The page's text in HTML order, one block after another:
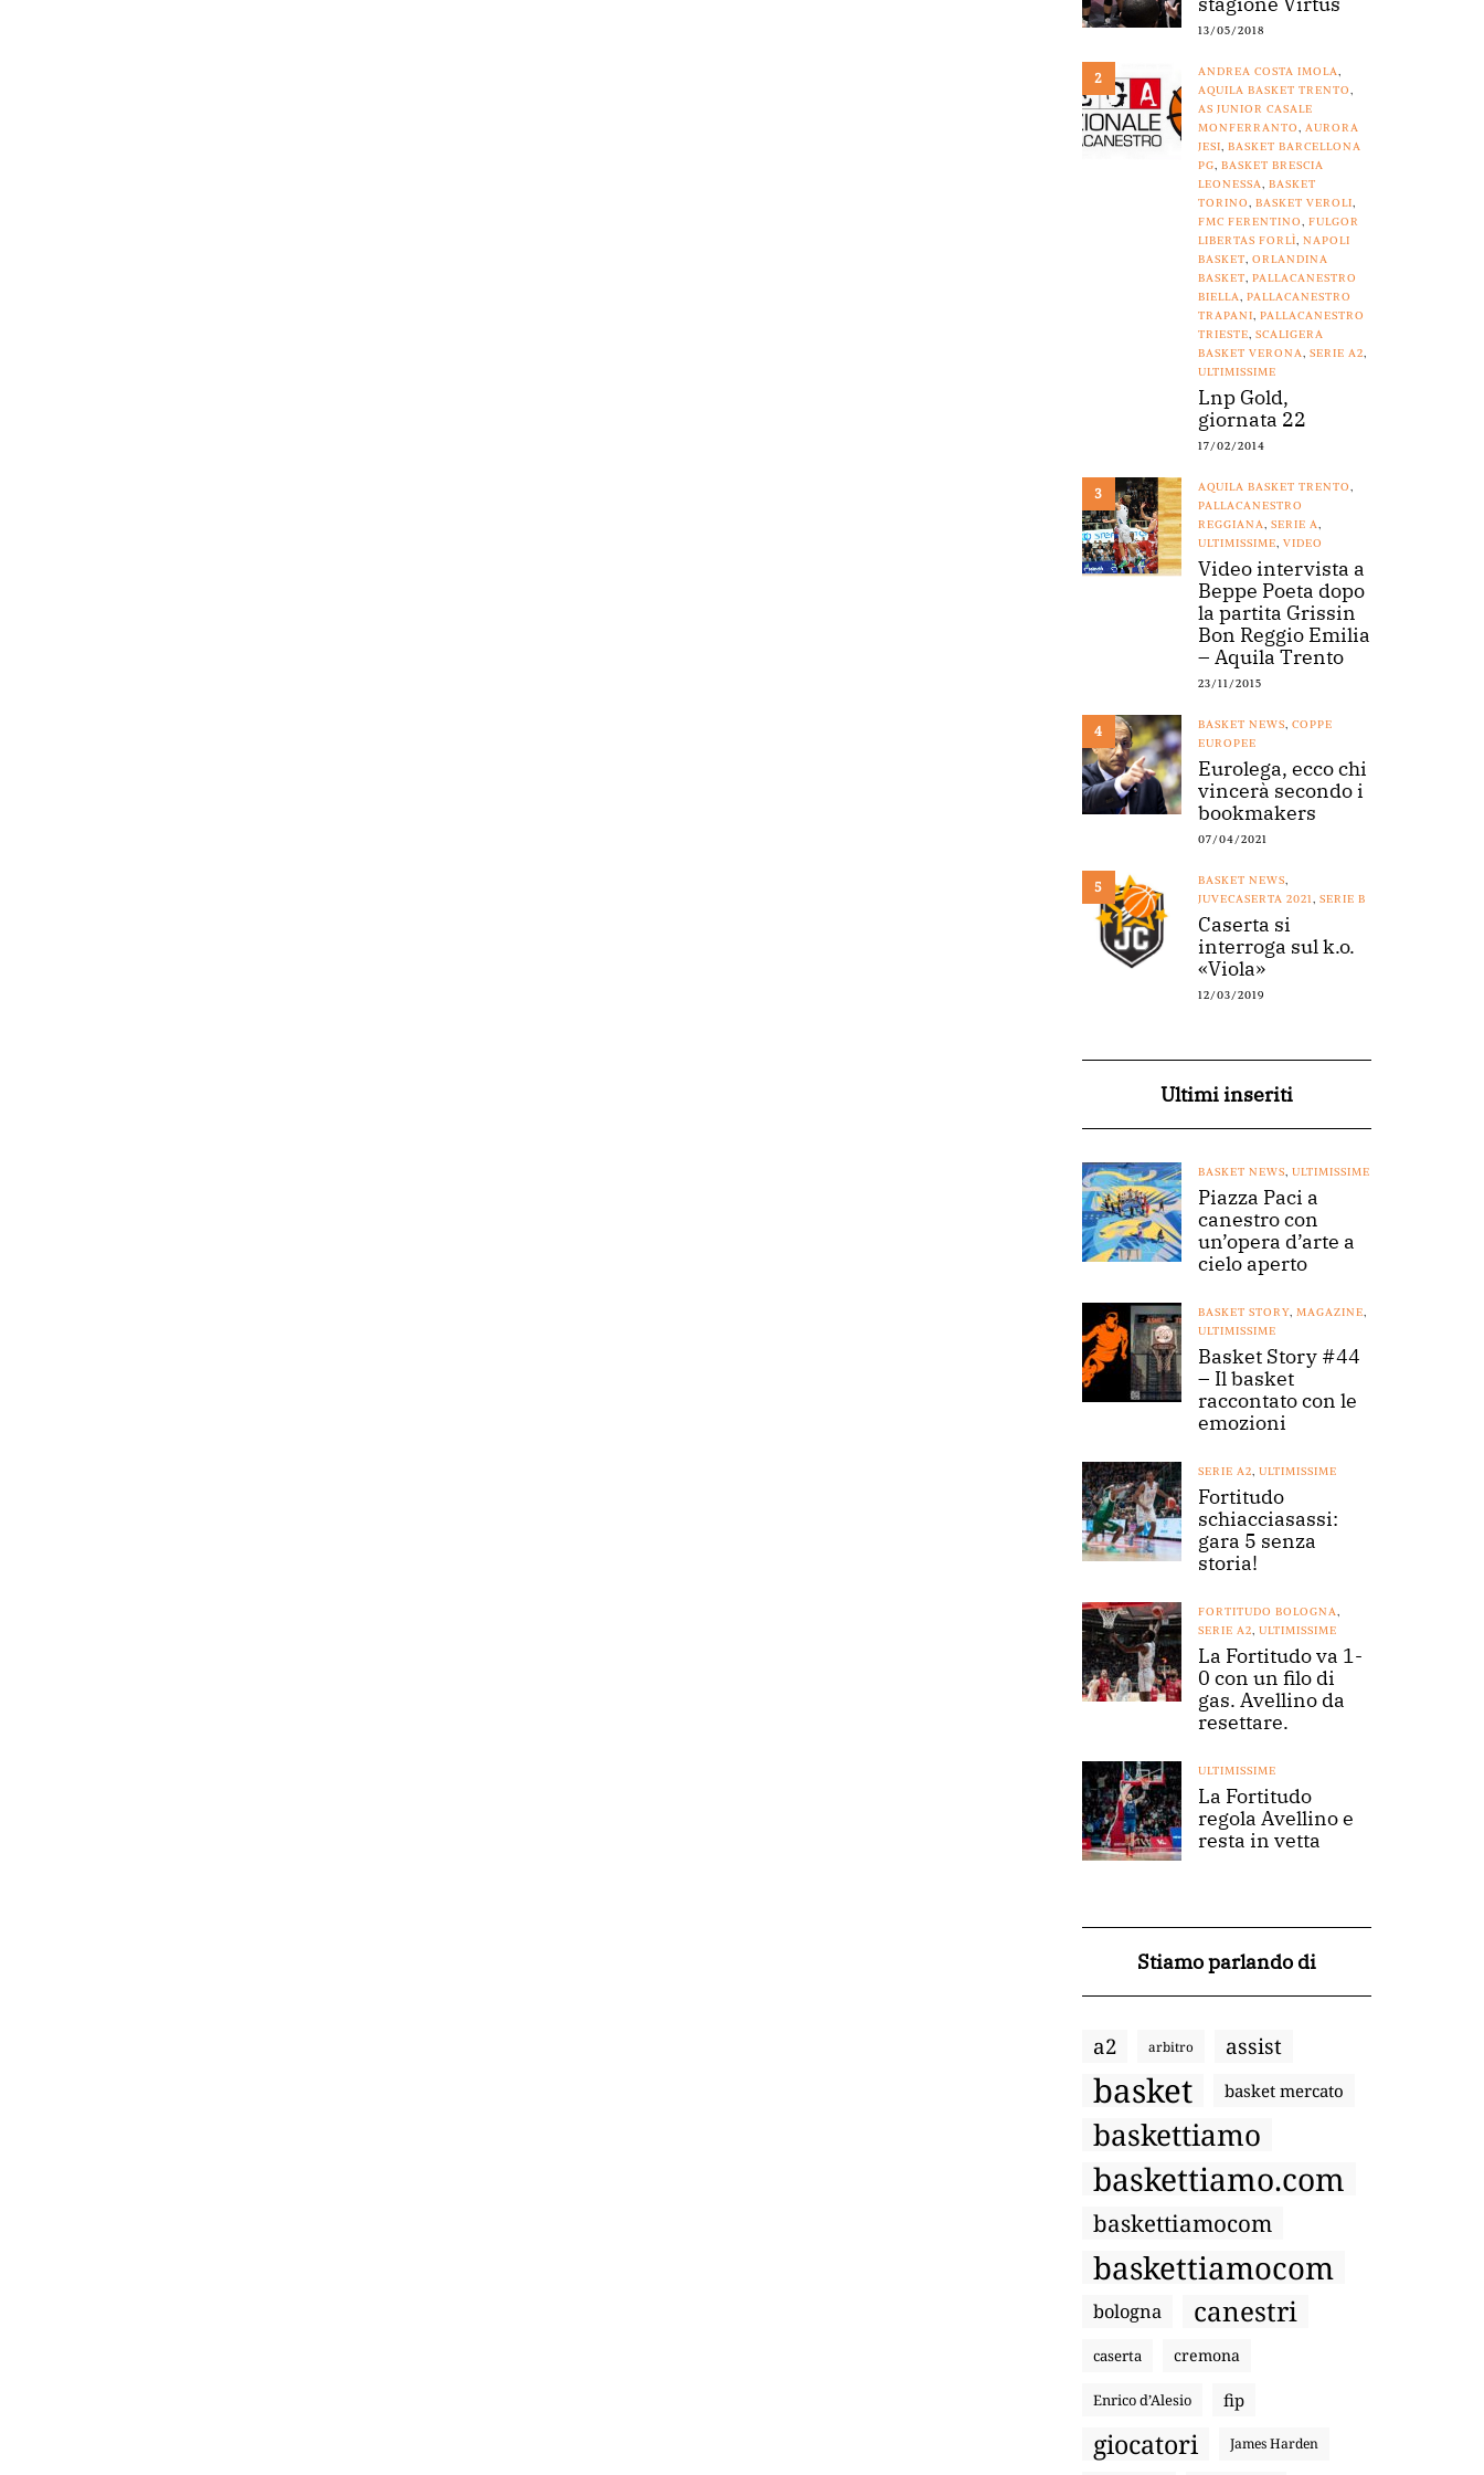
13/05/2018
2 ANDREA COSTA IMOLA,
AQUILA BASKET TRENTO,
AS JUNIOR CASALE
MONFERRANTO, AURORA
JESI, BASKET BARCELLONA
PG, BASKET BRESCIA
LEONESSA, BASKET
TORINO, BASKET VEROLI,
FMC FERENTINO, FULGOR
LIBERTAS FORLÌ, NAPOLI
BASKET, ORLANDINA
BASKET, PALLACANESTRO
BIELLA, PALLACANESTRO
TRAPANI, PALLACANESTRO
TRIESTE, SCALIGERA
BASKET VERONA, SERIE A2,
ULTIMISSIME
Lnp Gold,
giornata 22
17/02/2014
3 AQUILA BASKET TRENTO,
PALLACANESTRO
REGGIANA, SERIE A,
ULTIMISSIME, VIDEO
Video intervista a
Beppe Poeta dopo
la partita Grissin
Bon Reggio Emilia
– Aquila Trento
23/11/2015
4 BASKET NEWS, COPPE
EUROPEE
Eurolega, ecco chi
vincerà secondo i
bookmakers
07/04/2021
5 BASKET NEWS,
JUVECASERTA 2021, SERIE B
Caserta si
interroga sul k.o.
«Viola»
12/03/2019
Ultimi inseriti
BASKET NEWS, ULTIMISSIME
Piazza Paci a
canestro con
un’opera d’arte a
cielo aperto
BASKET STORY, MAGAZINE,
ULTIMISSIME
Basket Story #44
– Il basket
raccontato con le
emozioni
SERIE A2, ULTIMISSIME
Fortitudo
schiacciasassi:
gara 5 senza
storia!
FORTITUDO BOLOGNA,
SERIE A2, ULTIMISSIME
La Fortitudo va 1-
0 con un filo di
gas. Avellino da
resettare.
ULTIMISSIME
La Fortitudo
regola Avellino e
resta in vetta
Stiamo parlando di
a2 arbitro assist
basket basket mercato
baskettiamo
baskettiamo.com
baskettiamocom
baskettiamocom
bologna canestri
caserta cremona
Enrico d’Alesio fip
giocatori James Harden